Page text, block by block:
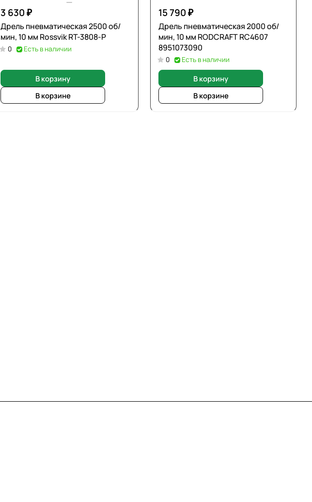
3 630 ₽
Дрель пневматическая 2500 об/
мин, 10 мм Rossvik RT-3808-P
0 Есть в наличии
В корзину
В корзине
15 790 ₽
Дрель пневматическая 2000 об/
мин, 10 мм RODCRAFT RC4607
8951073090
0 Есть в наличии
В корзину
В корзине